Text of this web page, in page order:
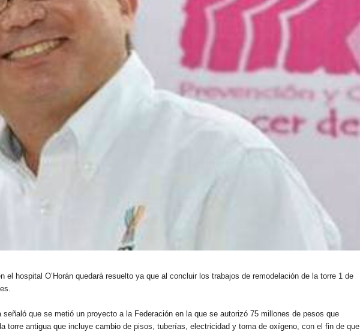
hospital O’Horán quedará resuelto ya que al concluir los trabajos de remodelación de la torre 1 de
que se metió un proyecto a la Federación en la que se autorizó 75 millones de pesos que
torre antigua que incluye cambio de pisos, tuberías, electricidad y toma de oxígeno, con el fin de que